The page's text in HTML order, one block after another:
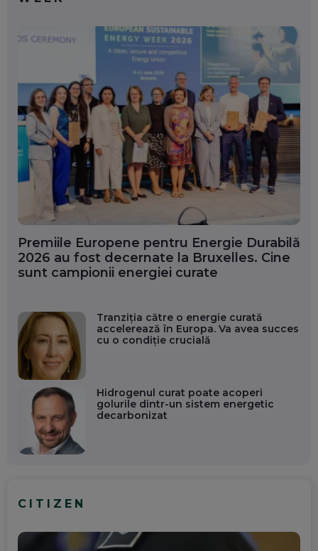
Premiile Europene pentru Energie Durabilă
2026 au fost decernate la Bruxelles. Cine
sunt campionii energiei curate
Tranziția către o energie curată
accelerează în Europa. Va avea succes
cu o condiție crucială
Hidrogenul curat poate acoperi
golurile dintr-un sistem energetic
decarbonizat
CITIZEN